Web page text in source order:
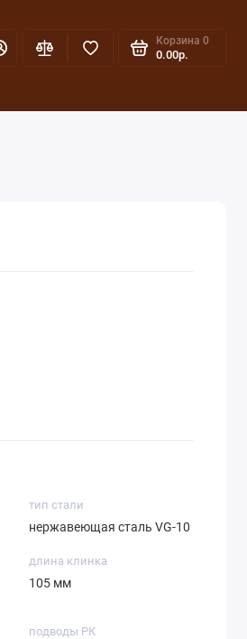
Корзина 0
0.00р.
тип стали
нержавеющая сталь VG-10
длина клинка
105 мм
подводы РК